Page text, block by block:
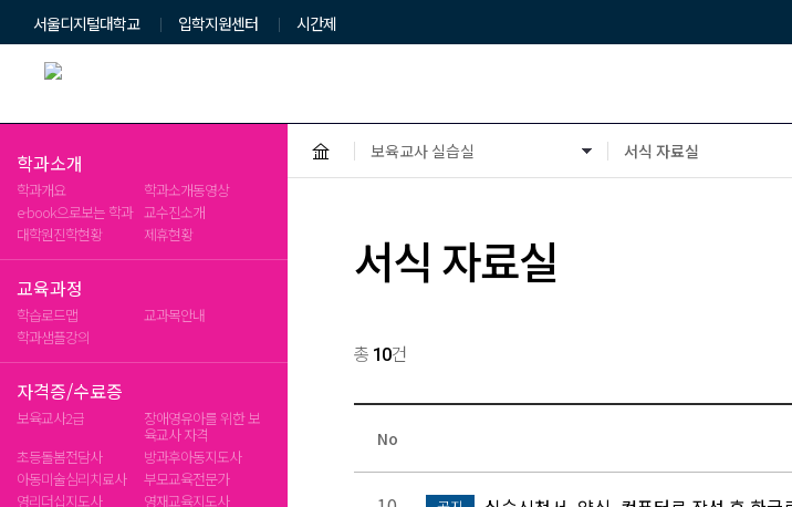
서울디지털대학교 입학지원센터 시간제
학과소개
학과개요
학과소개동영상
e-book으로보는 학과 교수진소개
대학원진학현황
제휴현황
교육과정
학습로드맵
교과목안내
학과샘플강의
자격증/수료증
보육교사2급 장애영유아를 위한 보
육교사 자격
초등돌봄전담사
방과후아동지도사
아동미술심리치료사
부모교육전문가
영리더십지도사
영재교육지도사
보육교사 실습실 서식 자료실
글자확대글자축소인쇄
서식 자료실
총 10건
용
No